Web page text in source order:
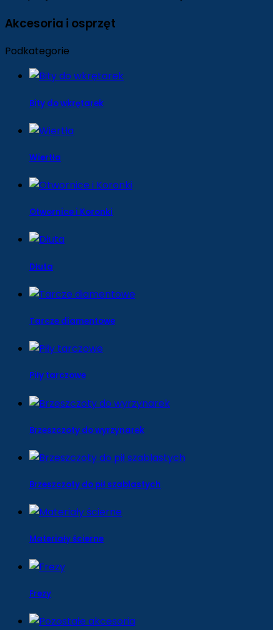
Akcesoria i osprzęt
Podkategorie
Bity do wkrętarek
Wiertła
Otwornice i Koronki
Dłuta
Tarcze diamentowe
Piły tarczowe
Brzeszczoty do wyrzynarek
Brzeszczoty do pił szablastych
Materiały ścierne
Frezy